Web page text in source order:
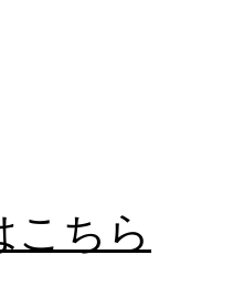
こちら